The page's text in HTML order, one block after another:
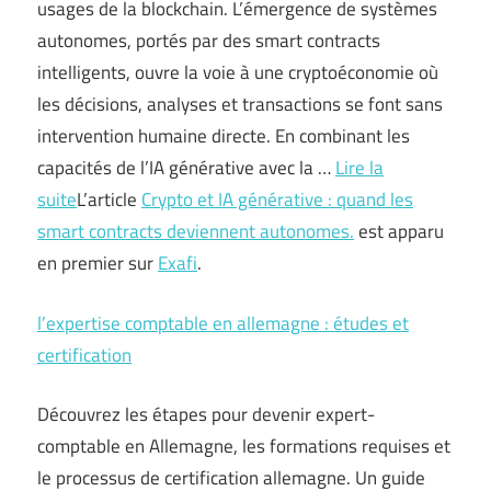
usages de la blockchain. L’émergence de systèmes
autonomes, portés par des smart contracts
intelligents, ouvre la voie à une cryptoéconomie où
les décisions, analyses et transactions se font sans
intervention humaine directe. En combinant les
capacités de l’IA générative avec la …Lire la
suiteL’article Crypto et IA générative : quand les
smart contracts deviennent autonomes.est apparu
en premier surExafi.
l’expertise comptable en allemagne : études et
certification
Découvrez les étapes pour devenir expert-
comptable en Allemagne, les formations requises et
le processus de certification allemagne. Un guide